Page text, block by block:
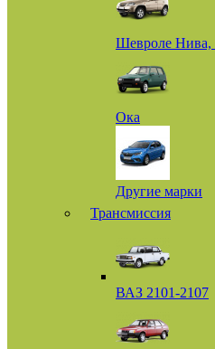
Шевроле Нива,
Ока
Другие марки
Трансмиссия
ВАЗ 2101-2107